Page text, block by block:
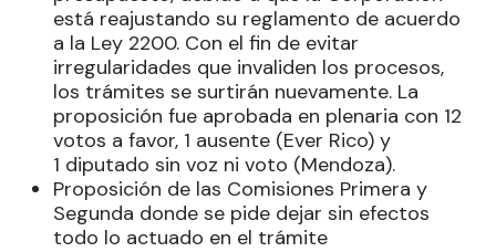
está reajustando su reglamento de acuerdo
a la Ley 2200. Con el fin de evitar
irregularidades que invaliden los procesos,
los trámites se surtirán nuevamente. La
proposición fue aprobada en plenaria con 12
votos a favor, 1 ausente (Ever Rico) y
1 diputado sin voz ni voto (Mendoza).
Proposición de las Comisiones Primera y
Segunda donde se pide dejar sin efectos
todo lo actuado en el trámite